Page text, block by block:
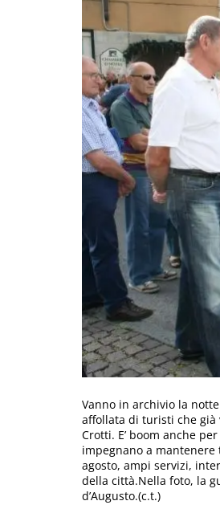
Vanno in archivio la
affollata di turisti che già
Crotti. E’ boom anche
impegnano a mantenere
agosto, ampi servizi,
della città.Nella foto, la
d’Augusto.(c.t.)